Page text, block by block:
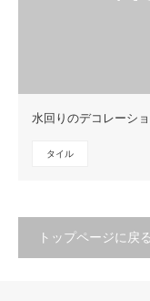
水回りのデコレーシ
タイル
トップページに戻る